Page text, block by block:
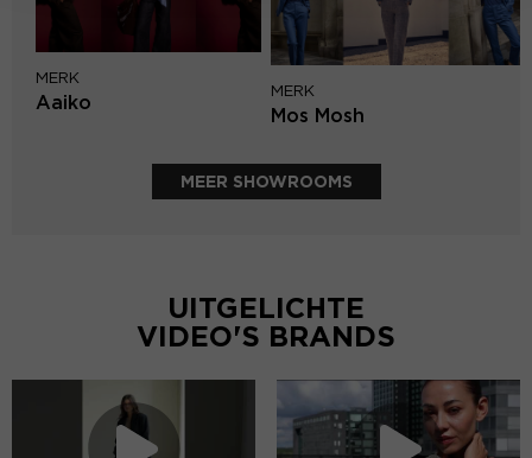
MERK
Aaiko
MERK
Mos Mosh
MEER SHOWROOMS
UITGELICHTE
VIDEO'S BRANDS